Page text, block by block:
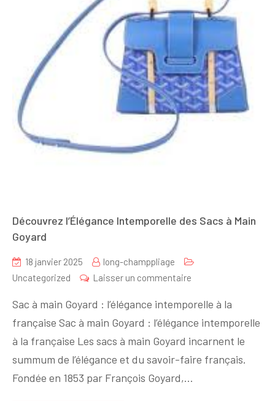
Découvrez l’Élégance Intemporelle des Sacs à Main
Goyard
18 janvier 2025
long-champpliage
Uncategorized
Laisser un commentaire
l’Élégance
Intemporelle
des
Sacs
Sac à main Goyard : l’élégance intemporelle à la
française Sac à main Goyard : l’élégance intemporelle
à la française Les sacs à main Goyard incarnent le
summum de l’élégance et du savoir-faire français.
Fondée en 1853 par François Goyard,…